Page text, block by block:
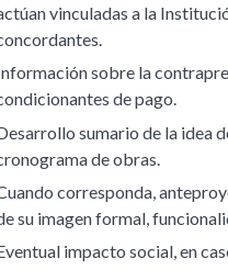
vinculadas a la
sobre la
de pago.
sumario de la idea
de obras.
corresponda,
su imagen formal,
impacto social, en